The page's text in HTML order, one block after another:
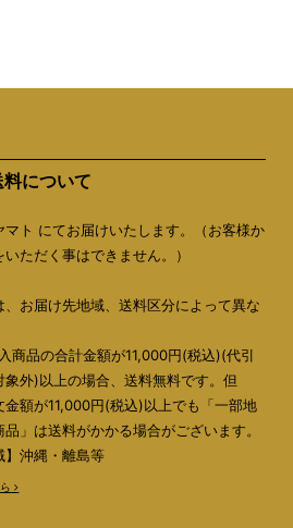
について
マト にてお届けいたします。（お客様か
いただく事はできません。）
、お届け先地域、送料区分によって異な
商品の合計金額が11,000円(税込)(代引
象外)以上の場合、送料無料です。但
金額が11,000円(税込)以上でも「一部地
」は送料がかかる場合がございます。
】沖縄・離島等